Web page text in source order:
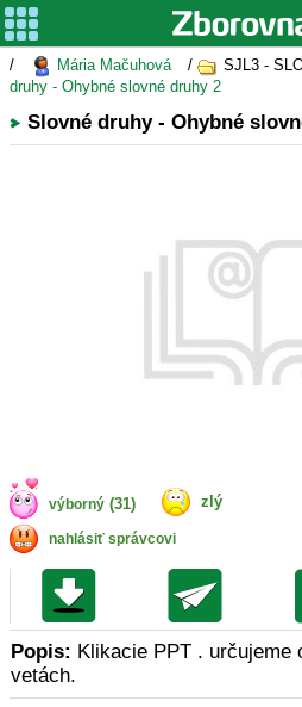
/ Mária Mačuhová / SJL3 -
druhy - Ohybné slovné druhy 2
Slovné druhy - Ohybné
výborný (31) zlý
nahlásiť správcovi
Popis: Klikacie PPT . určujeme
vetách.